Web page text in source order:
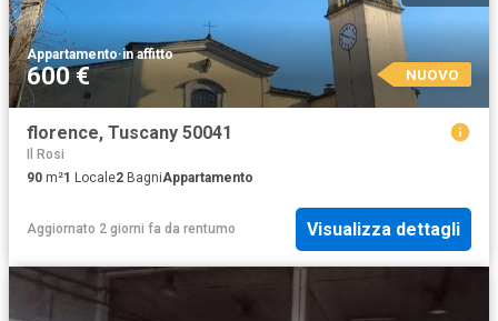
Appartamento·in affitto
600 € NUOVO
florence, Tuscany 50041
Il Rosi
90 m²1 Locale2 BagniAppartamento
Aggiornato 2 giorni fa da rentumo Visualizza dettagli